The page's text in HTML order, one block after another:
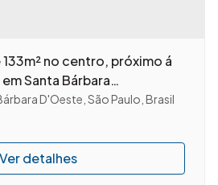
no centro, próximo á
Santa Bárbara
D'Oeste São Paulo Brasil